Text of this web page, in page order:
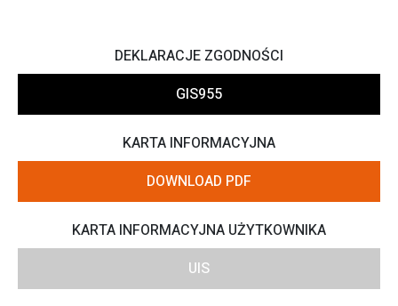
DEKLARACJE ZGODNOŚCI
GIS955
KARTA INFORMACYJNA
DOWNLOAD PDF
KARTA INFORMACYJNA UŻYTKOWNIKA
UIS